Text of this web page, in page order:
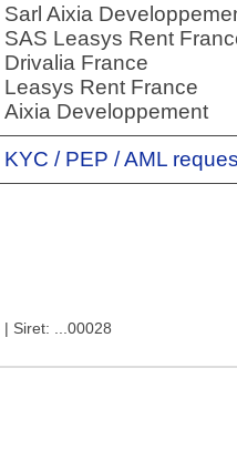
Sarl Aixia
SAS Leasys Rent
Drivalia France
Leasys Rent France
Aixia Developpement
KYC / PEP / AML
| Siret: ...00028